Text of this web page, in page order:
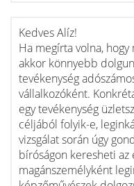
Kedves Alíz!
Ha megírta volna,
akkor könnyebb
tevékenység
vállalkozóként.
egy tevékenység
céljából folyik-e,
vizsgálat során úgy
bíróságon keresheti az
magánszemélyként